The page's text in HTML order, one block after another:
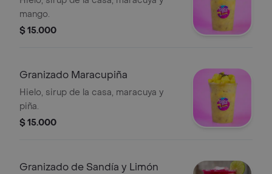
mango.
$ 15.000
Granizado Maracupiña
Hielo, sirup de la casa, maracuya y
piña.
$ 15.000
Granizado de Sandía y Limón